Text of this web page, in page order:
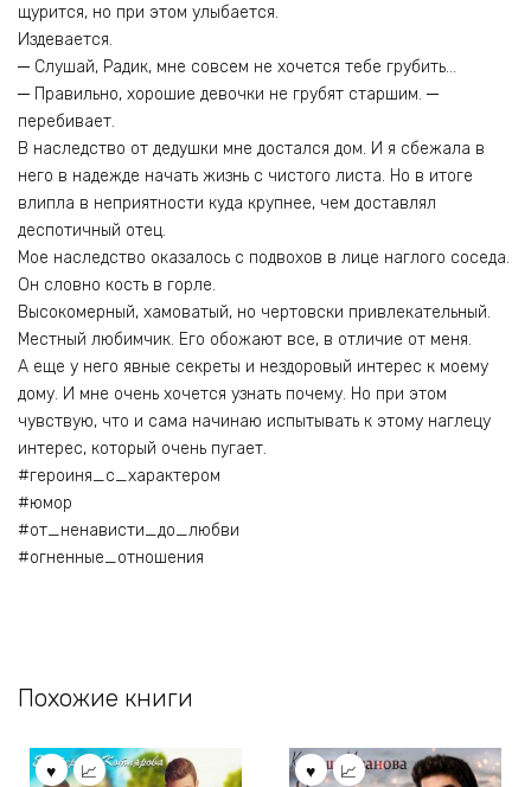
щурится, но при этом улыбается.
Издевается.
─ Слушай, Радик, мне совсем не хочется тебе грубить…
─ Правильно, хорошие девочки не грубят старшим. ─
перебивает.
В наследство от дедушки мне достался дом. И я сбежала в
него в надежде начать жизнь с чистого листа. Но в итоге
влипла в неприятности куда крупнее, чем доставлял
деспотичный отец.
Мое наследство оказалось с подвохов в лице наглого соседа.
Он словно кость в горле.
Высокомерный, хамоватый, но чертовски привлекательный.
Местный любимчик. Его обожают все, в отличие от меня.
А еще у него явные секреты и нездоровый интерес к моему
дому. И мне очень хочется узнать почему. Но при этом
чувствую, что и сама начинаю испытывать к этому наглецу
интерес, который очень пугает.
#героиня_с_характером
#юмор
#от_ненависти_до_любви
#огненные_отношения
Похожие книги